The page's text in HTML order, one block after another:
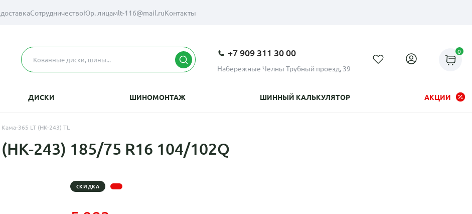
СотрудничествоЮр. лицамlt-116@mail.ruКонтакты
+7 909 311 30 00
Набережные Челны Трубный проезд, 39
0
ДИСКИ ШИНОМОНТАЖ ШИННЫЙ КАЛЬКУЛЯТОР АКЦИИ
365 LT (НК-243) TL
243) 185/75 R16 104/102Q
СКИДКА